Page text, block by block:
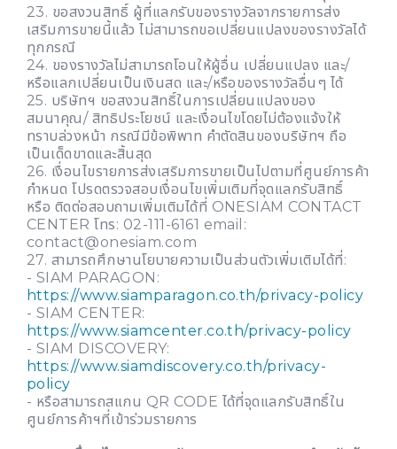
23. ขอสงวนสิทธิ์ ผู้ที่แลกรับของรางวัลจากรายการส่ง
เสริมการขายนี้แล้ว ไม่สามารถขอเปลี่ยนแปลงของรางวัลได้
ทุกกรณี
24. ของรางวัลไม่สามารถโอนให้ผู้อื่น เปลี่ยนแปลง และ/
หรือแลกเปลี่ยนเป็นเงินสด และ/หรือของรางวัลอื่นๆ ได้
25. บริษัทฯ ขอสงวนสิทธิ์ในการเปลี่ยนแปลงของ
สมนาคุณ/ สิทธิประโยชน์ และเงื่อนไขโดยไม่ต้องแจ้งให้
ทราบล่วงหน้า กรณีมีข้อพิพาท คำตัดสินของบริษัทฯ ถือ
เป็นเด็ดขาดและสิ้นสุด
26. เงื่อนไขรายการส่งเสริมการขายเป็นไปตามที่ศูนย์การค้า
กำหนด โปรดตรวจสอบเงื่อนไขเพิ่มเติมที่จุดแลกรับสิทธิ์
หรือ ติดต่อสอบถามเพิ่มเติมได้ที่ ONESIAM CONTACT
CENTER โทร: 02-111-6161 email:
contact@onesiam.com
27. สามารถศึกษานโยบายความเป็นส่วนตัวเพิ่มเติมได้ที่:
- SIAM PARAGON:
https://www.siamparagon.co.th/privacy-policy
- SIAM CENTER:
https://www.siamcenter.co.th/privacy-policy
- SIAM DISCOVERY:
https://www.siamdiscovery.co.th/privacy-
policy
- หรือสามารถสแกน QR CODE ได้ที่จุดแลกรับสิทธิ์ใน
ศูนย์การค้าฯที่เข้าร่วมรายการ